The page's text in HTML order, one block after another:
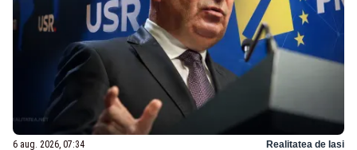
6 aug. 2026, 07:34 Realitatea de Iasi